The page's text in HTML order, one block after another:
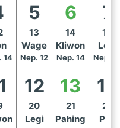
14
5
13
Wage
Nep. 12
6
14
Kliwon
Nep. 14
7
15
Legi
Nep.
12
20
Legi
13
21
Pahing
14
22
Pon